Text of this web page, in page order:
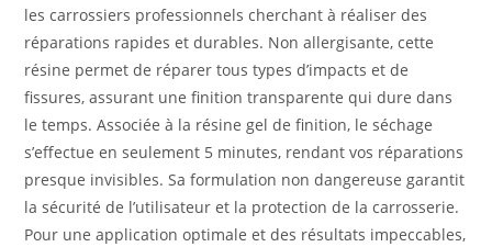
les carrossiers professionnels cherchant à réaliser des
réparations rapides et durables. Non allergisante, cette
résine permet de réparer tous types d’impacts et de
fissures, assurant une finition transparente qui dure dans
le temps. Associée à la résine gel de finition, le séchage
s’effectue en seulement 5 minutes, rendant vos réparations
presque invisibles. Sa formulation non dangereuse garantit
la sécurité de l’utilisateur et la protection de la carrosserie.
Pour une application optimale et des résultats impeccables,